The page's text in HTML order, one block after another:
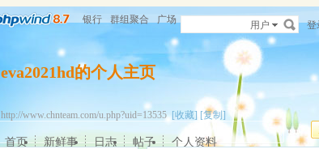
银行 群组聚合 广场 用户 登
eva2021hd的个人主页
http://www.chnteam.com/u.php?uid=13535[收藏] [复制]
首页 新鲜事 日志 帖子 个人资料